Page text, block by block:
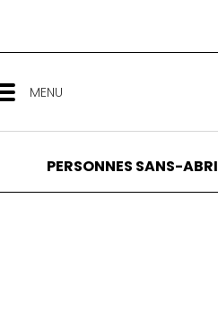
MENU
PERSONNES SANS-ABRI